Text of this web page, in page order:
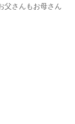
父さんもお母さん